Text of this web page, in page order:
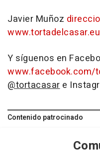
Javier Muñoz
www.tortadelcasar.eu
Y síguenos en
www.facebook.com/
@tortacasare
Contenido patrocinado